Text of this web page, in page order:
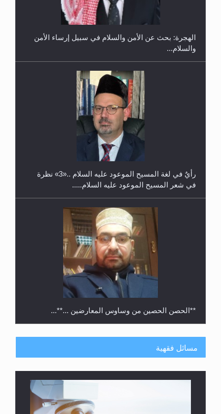
حفل توزيع الشهادات في الجامعة الأحمدية بنيجيريا لعام
الهجرة: بحث عن الأمن والسلام في سبيل إرساء الأمن
والسلام...
في شعر المسيح الموعود عليه السلام.....
**الحصن الحصين من وساوس المعارضين ...**...
مسائل فقهية